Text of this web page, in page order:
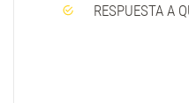
RESPUESTA A